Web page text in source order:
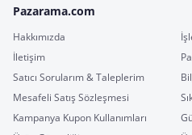
Pazarama.com
Hakkımızda
İletişim
Satıcı Sorularım & Taleplerim
Mesafeli Satış Sözleşmesi
Kampanya Kupon Kullanımları